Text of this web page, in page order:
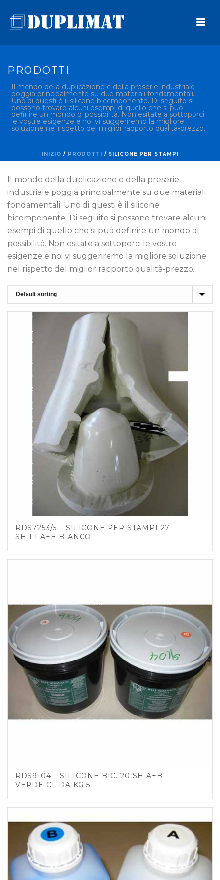
PRODOTTI
Il mondo della duplicazione e della preserie industriale
poggia principalmente su due materiali fondamentali.
Uno di questi è il silicone bicomponente. Di seguito si
possono trovare alcuni esempi di quello che si può
definire un mondo di possibilità. Non esitate a sottoporci
le vostre esigenze e noi vi suggeriremo la migliore
soluzione nel rispetto del miglior rapporto qualità-prezzo.
INIZIO / PRODOTTI / SILICONE PER STAMPI
Il mondo della duplicazione e della preserie
industriale poggia principalmente su due materiali
fondamentali. Uno di questi è il silicone
bicomponente. Di seguito si possono trovare alcuni
esempi di quello che si può definire un mondo di
possibilità. Non esitate a sottoporci le vostre
esigenze e noi vi suggeriremo la migliore soluzione
nel rispetto del miglior rapporto qualità-prezzo.
RDS7253/5 – SILICONE PER STAMPI 27
SH 1:1 A+B BIANCO
RDS9104 – SILICONE BIC. 20 SH A+B
VERDE CF DA KG 5